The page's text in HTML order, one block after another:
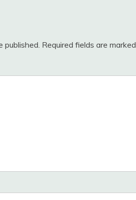
published. Required fields are marked